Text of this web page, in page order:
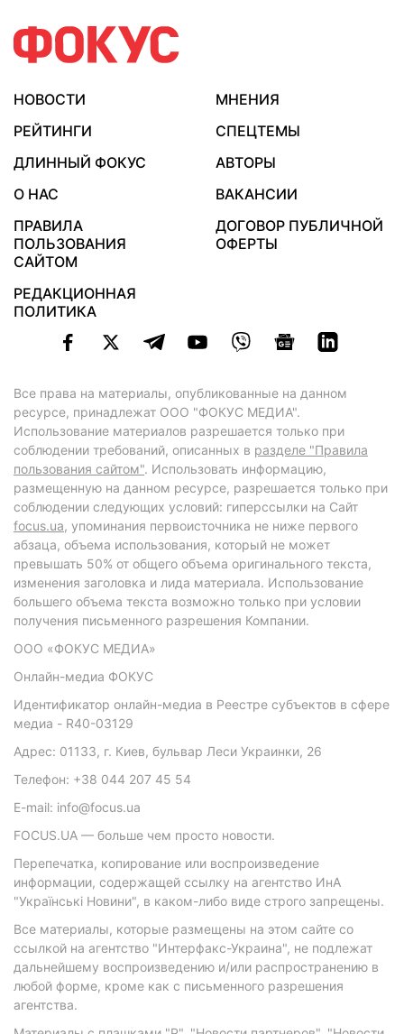
НОВОСТИ
МНЕНИЯ
РЕЙТИНГИ
СПЕЦТЕМЫ
ДЛИННЫЙ ФОКУС
АВТОРЫ
О НАС
ВАКАНСИИ
ПРАВИЛА
ПОЛЬЗОВАНИЯ
САЙТОМ
ДОГОВОР ПУБЛИЧНОЙ
ОФЕРТЫ
РЕДАКЦИОННАЯ
ПОЛИТИКА
Все права на материалы, опубликованные на данном
ресурсе, принадлежат ООО "ФОКУС МЕДИА".
Использование материалов разрешается только при
соблюдении требований, описанных в разделе "Правила
пользования сайтом". Использовать информацию,
размещенную на данном ресурсе, разрешается только при
соблюдении следующих условий: гиперссылки на Сайт
focus.ua, упоминания первоисточника не ниже первого
абзаца, объема использования, который не может
превышать 50% от общего объема оригинального текста,
изменения заголовка и лида материала. Использование
большего объема текста возможно только при условии
получения письменного разрешения Компании.
ООО «ФОКУС МЕДИА»
Онлайн-медиа ФОКУС
Идентификатор онлайн-медиа в Реестре субъектов в сфере
медиа - R40-03129
Адрес: 01133, г. Киев, бульвар Леси Украинки, 26
Телефон: +38 044 207 45 54
E-mail: info@focus.ua
FOCUS.UA — больше чем просто новости.
Перепечатка, копирование или воспроизведение
информации, содержащей ссылку на агентство ИнА
"Українські Новини", в каком-либо виде строго запрещены.
Все материалы, которые размещены на этом сайте со
ссылкой на агентство "Интерфакс-Украина", не подлежат
дальнейшему воспроизведению и/или распространению в
любой форме, кроме как с письменного разрешения
агентства.